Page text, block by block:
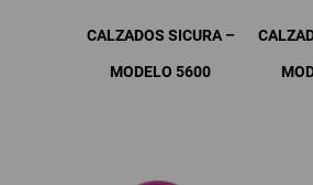
CALZADOS SICURA –
MODELO 5600